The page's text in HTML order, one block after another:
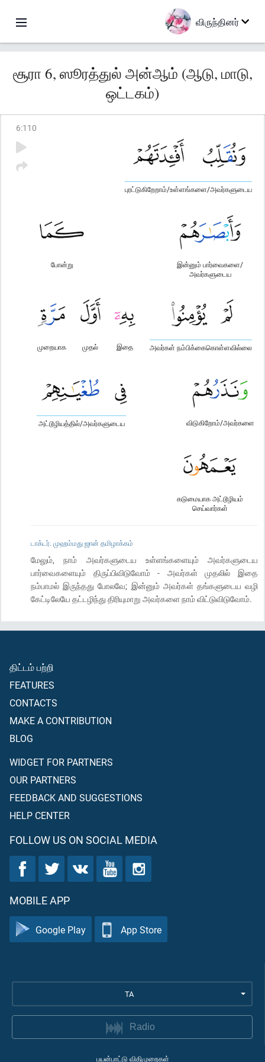
விருந்தினர்
சூரா 6, ஸூரத்துல் அன்ஆம் (ஆடு, மாடு,
ஒட்டகம்)
6:110
புரட்டுகிறேறாம்/உள்ளங்களை/அவர்களுடைய
இன்னும் பார்வைகளை/
அவர்களுடைய
போன்று
அவர்கள் நம்பிக்கைகொள்ளவில்லை
இதை
முதல்
முறையாக
விடுகிறோம்/அவர்களை
அட்டூழியத்தில்/அவர்களுடைய
கடுமையாக அட்டூழியம்
செய்வார்கள்
டாக்டர். முஹம்மது ஜான் தமிழாக்கம்
மேலும், நாம் அவர்களுடைய உள்ளங்களையும் அவர்களுடைய
பார்வைகளையும் திருப்பிவிடுவோம் - அவர்கள் முதலில் இதை
நம்பாமல் இருந்தது போலவே; இன்னும் அவர்கள் தங்களுடைய வழி
கேட்டிலேயே தட்டழிந்து திரியுமாறு அவர்களை நாம் விட்டுவிடுவோம்.
திட்டம் பற்றி
FEATURES
CONTACTS
MAKE A CONTRIBUTION
BLOG
WIDGET FOR PARTNERS
OUR PARTNERS
FEEDBACK AND SUGGESTIONS
HELP CENTER
FOLLOW US ON SOCIAL MEDIA
MOBILE APP
Google Play App Store
TA
Radio
பயன்பாட்டு விதிமுறைகள்